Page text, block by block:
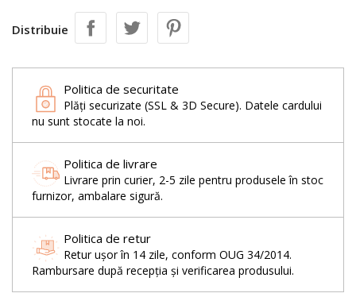
Distribuie
Politica de securitate
Plăți securizate (SSL & 3D Secure). Datele cardului
nu sunt stocate la noi.
Politica de livrare
Livrare prin curier, 2-5 zile pentru produsele în stoc
furnizor, ambalare sigură.
Politica de retur
Retur ușor în 14 zile, conform OUG 34/2014.
Rambursare după recepția și verificarea produsului.